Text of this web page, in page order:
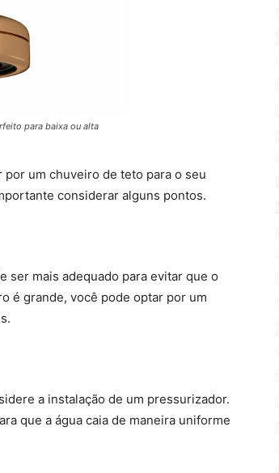
para baixa ou alta
um chuveiro de teto para o seu
considerar alguns pontos.
ser mais adequado para evitar que o
é grande, você pode optar por um
a instalação de um pressurizador.
que a água caia de maneira uniforme